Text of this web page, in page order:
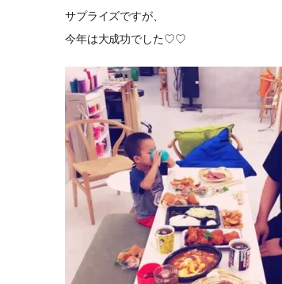
サプライズですが、
今年は大成功でした♡♡